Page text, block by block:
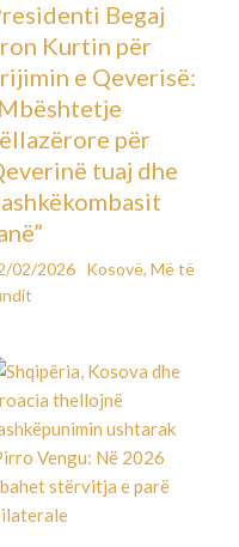
Begaj
Kurtin për
e Qeverisë:
për
tuaj dhe
02/2026 Kosovë, Më të